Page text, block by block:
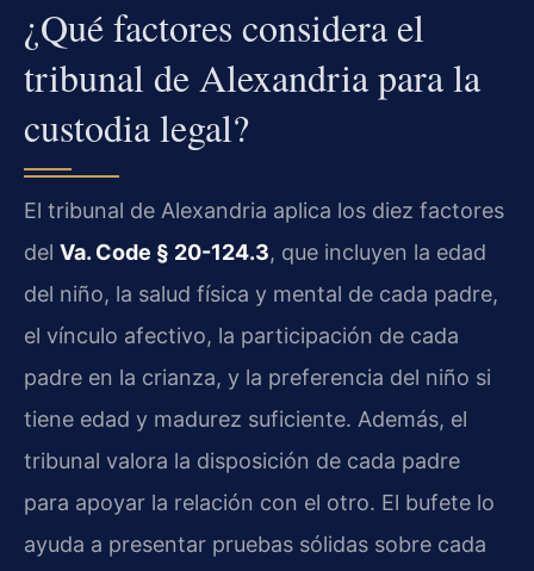
¿Qué factores considera el
tribunal de Alexandria para la
custodia legal?
El tribunal de Alexandria aplica los diez factores
del Va. Code § 20-124.3, que incluyen la edad
del niño, la salud física y mental de cada padre,
el vínculo afectivo, la participación de cada
padre en la crianza, y la preferencia del niño si
tiene edad y madurez suficiente. Además, el
tribunal valora la disposición de cada padre
para apoyar la relación con el otro. El bufete lo
ayuda a presentar pruebas sólidas sobre cada